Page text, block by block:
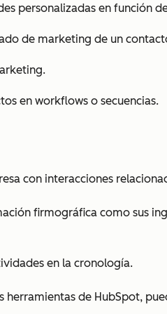
personalizadas en función
de marketing de un
en workflows o secuencias.
con interacciones
firmográfica como sus
en la cronología.
herramientas de HubSpot,